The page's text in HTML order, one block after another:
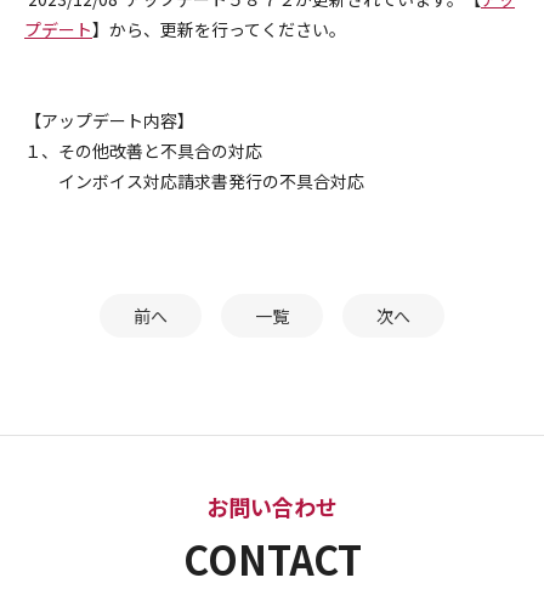
プデート】から、更新を行ってください。
【アップデート内容】
１、その他改善と不具合の対応
インボイス対応請求書発行の不具合対応
前へ 一覧 次へ
お問い合わせ
CONTACT